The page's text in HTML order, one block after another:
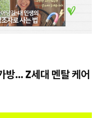
방… Z세대 멘탈 케어